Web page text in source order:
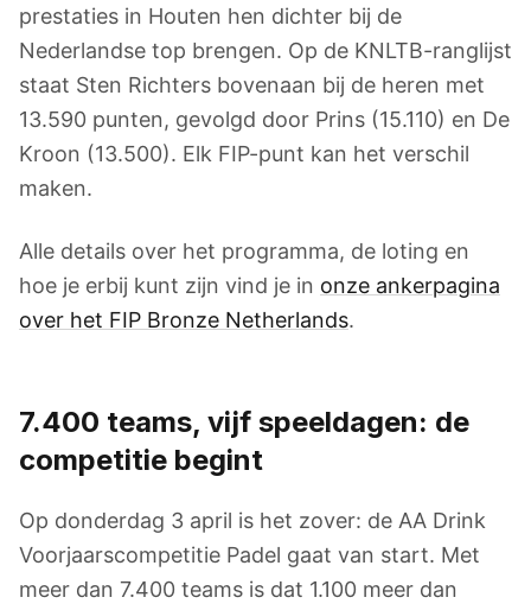
prestaties in Houten hen dichter bij de
Nederlandse top brengen. Op de KNLTB-ranglijst
staat Sten Richters bovenaan bij de heren met
13.590 punten, gevolgd door Prins (15.110) en De
Kroon (13.500). Elk FIP-punt kan het verschil
maken.
Alle details over het programma, de loting en
hoe je erbij kunt zijn vind je in onze ankerpagina
over het FIP Bronze Netherlands.
7.400 teams, vijf speeldagen: de
competitie begint
Op donderdag 3 april is het zover: de AA Drink
Voorjaarscompetitie Padel gaat van start. Met
meer dan 7.400 teams is dat 1.100 meer dan